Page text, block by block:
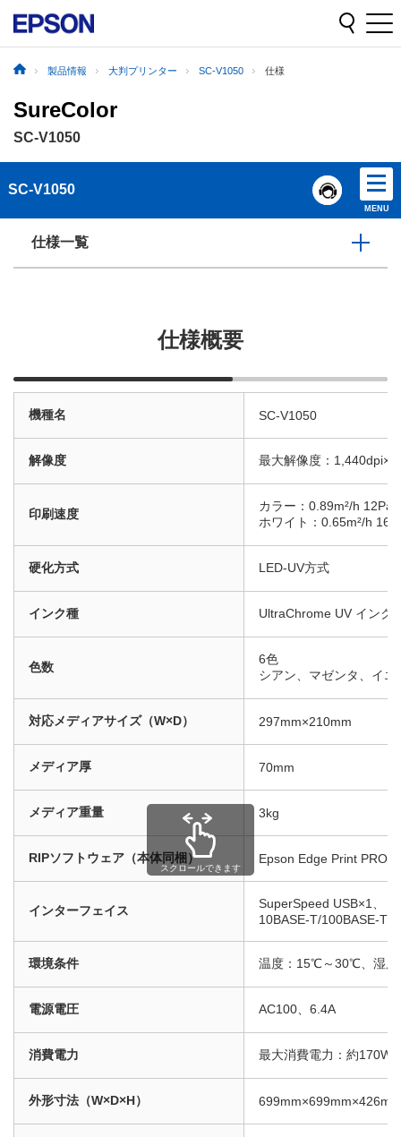
製品情報 大判プリンター SC-V1050 仕様
SureColor
SC-V1050
SC-V1050
MENU
仕様一覧
仕様概要
機種名 SC-V1050
解像度 最大解像度：
印刷速度
カラー：0.89m²/h
ホワイト：0.65m²/h
硬化方式 LED-UV方式
インク種 UltraChrome UV インク
色数
6色
シアン、マゼンタ、イ
対応メディアサイズ（W×D） 297mm×210mm
メディア厚 70mm
メディア重量 3kg
RIPソフトウェア（本体同梱） Epson Edge Print PRO
インターフェイス
SuperSpeed USB×1、
10BASE-T/100BASE-
環境条件 温度：15℃～30℃、湿度
電源電圧 AC100、6.4A
消費電力 最大消費電力：約170W
外形寸法（W×D×H） 699mm×699mm×426mm
スクロールできます